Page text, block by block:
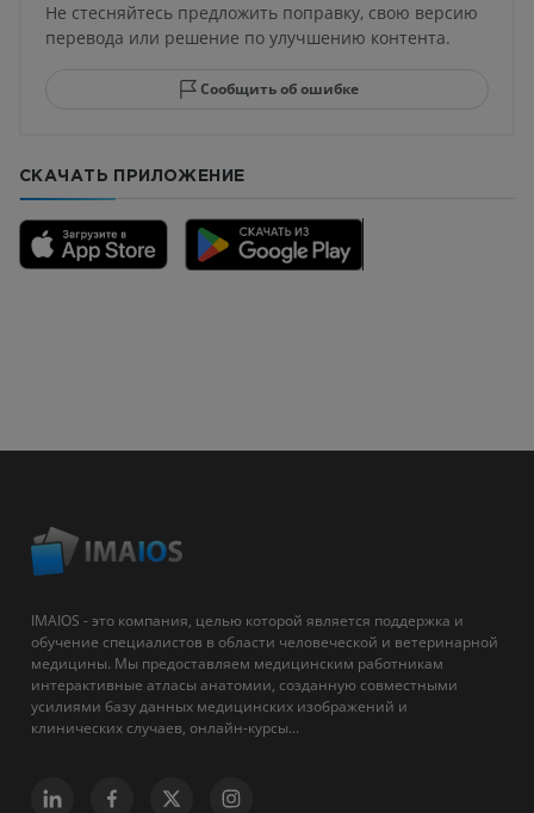
Не стесняйтесь предложить поправку, свою версию
перевода или решение по улучшению контента.
Сообщить об ошибке
СКАЧАТЬ ПРИЛОЖЕНИЕ
IMAIOS - это компания, целью которой является поддержка и
обучение специалистов в области человеческой и ветеринарной
медицины. Мы предоставляем медицинским работникам
интерактивные атласы анатомии, созданную совместными
усилиями базу данных медицинских изображений и
клинических случаев, онлайн-курсы...